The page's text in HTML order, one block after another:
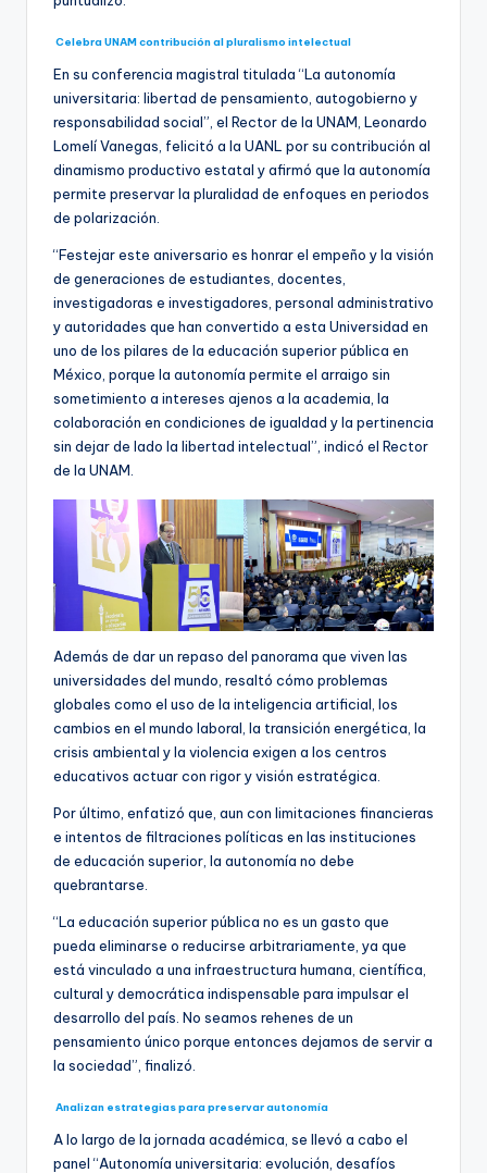
Celebra UNAM contribución al pluralismo intelectual
En su conferencia magistral titulada “La autonomía
universitaria: libertad de pensamiento, autogobierno y
responsabilidad social”, el Rector de la UNAM, Leonardo
Lomelí Vanegas, felicitó a la UANL por su contribución al
dinamismo productivo estatal y afirmó que la autonomía
permite preservar la pluralidad de enfoques en periodos
de polarización.
“Festejar este aniversario es honrar el empeño y la visión
de generaciones de estudiantes, docentes,
investigadoras e investigadores, personal administrativo
y autoridades que han convertido a esta Universidad en
uno de los pilares de la educación superior pública en
México, porque la autonomía permite el arraigo sin
sometimiento a intereses ajenos a la academia, la
colaboración en condiciones de igualdad y la pertinencia
sin dejar de lado la libertad intelectual”, indicó el Rector
de la UNAM.
Además de dar un repaso del panorama que viven las
universidades del mundo, resaltó cómo problemas
globales como el uso de la inteligencia artificial, los
cambios en el mundo laboral, la transición energética, la
crisis ambiental y la violencia exigen a los centros
educativos actuar con rigor y visión estratégica.
Por último, enfatizó que, aun con limitaciones financieras
e intentos de filtraciones políticas en las instituciones
de educación superior, la autonomía no debe
quebrantarse.
“La educación superior pública no es un gasto que
pueda eliminarse o reducirse arbitrariamente, ya que
está vinculado a una infraestructura humana, científica,
cultural y democrática indispensable para impulsar el
desarrollo del país. No seamos rehenes de un
pensamiento único porque entonces dejamos de servir a
la sociedad”, finalizó.
Analizan estrategias para preservar autonomía
A lo largo de la jornada académica, se llevó a cabo el
panel “Autonomía universitaria: evolución, desafíos